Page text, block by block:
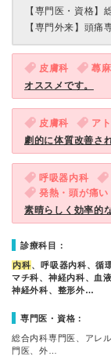
【専門医・資格】
【専門外来】 頭痛
皮膚科 蕁
オススメです。
皮膚科 ア
劇的に体質改善さ
呼吸器内科
発熱・頭が痛
素晴らしく効率的
診療科目：
内科、呼吸器内科、循
マチ科、神経内科、血
神経外科、整形外…
専門医・資格：
総合内科専門医、アレ
門医、外…